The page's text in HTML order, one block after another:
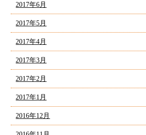
2017年6月
2017年5月
2017年4月
2017年3月
2017年2月
2017年1月
2016年12月